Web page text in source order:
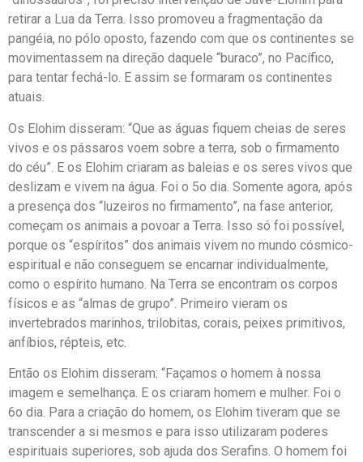
retirar a Lua da Terra. Isso promoveu a fragmentação da
pangéia, no pólo oposto, fazendo com que os continentes se
movimentassem na direção daquele “buraco”, no Pacífico,
para tentar fechá-lo. E assim se formaram os continentes
atuais.
Os Elohim disseram: “Que as águas fiquem cheias de seres
vivos e os pássaros voem sobre a terra, sob o firmamento
do céu”. E os Elohim criaram as baleias e os seres vivos que
deslizam e vivem na água. Foi o 5o dia. Somente agora, após
a presença dos “luzeiros no firmamento”, na fase anterior,
começam os animais a povoar a Terra. Isso só foi possível,
porque os “espíritos” dos animais vivem no mundo cósmico-
espiritual e não conseguem se encarnar individualmente,
como o espírito humano. Na Terra se encontram os corpos
físicos e as “almas de grupo”. Primeiro vieram os
invertebrados marinhos, trilobitas, corais, peixes primitivos,
anfíbios, répteis, etc.
Então os Elohim disseram: “Façamos o homem à nossa
imagem e semelhança. E os criaram homem e mulher. Foi o
6o dia. Para a criação do homem, os Elohim tiveram que se
transcender a si mesmos e para isso utilizaram poderes
espirituais superiores, sob ajuda dos Serafins. O homem foi